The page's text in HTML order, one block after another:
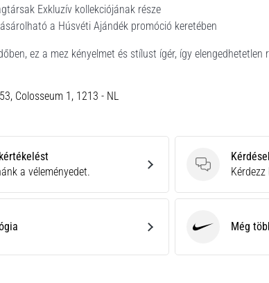
Exkluzív kollekciójának része
a Húsvéti Ajándék promóció keretében
ez a mez kényelmet és stílust ígér, így
Colosseum 1, 1213 - NL
a véleményedet.
Kérdések
Még